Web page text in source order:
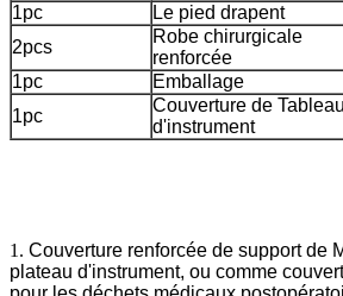
1pc
Le pied drapent
2pcs
Robe chirurgicale
renforcée
1pc
Emballage
1pc
Couverture de Tableau
d'instrument
1. Couverture renforcée de support de
plateau d'instrument, ou comme